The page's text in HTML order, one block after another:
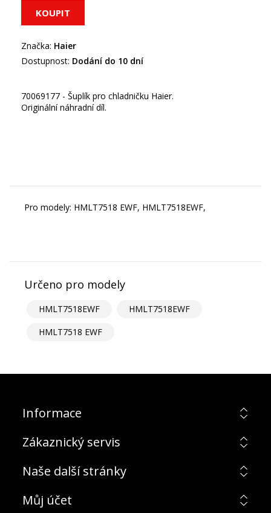
Značka: Haier
Dostupnost: Dodání do 10 dní
70069177 - Šuplík pro chladničku Haier.
Originální náhradní díl.
Pro modely: HMLT7518 EWF, HMLT7518EWF,
Určeno pro modely
HMLT7518EWF
HMLT7518EWF
HMLT7518 EWF
Informace
Zákaznický servis
Naše další stránky
Můj účet